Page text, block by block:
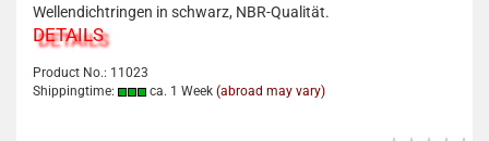
Wellendichtringen in schwarz, NBR-Qualität.
DETAILS
Product No.: 11023
Shippingtime:
ca. 1 Week (abroad may vary)